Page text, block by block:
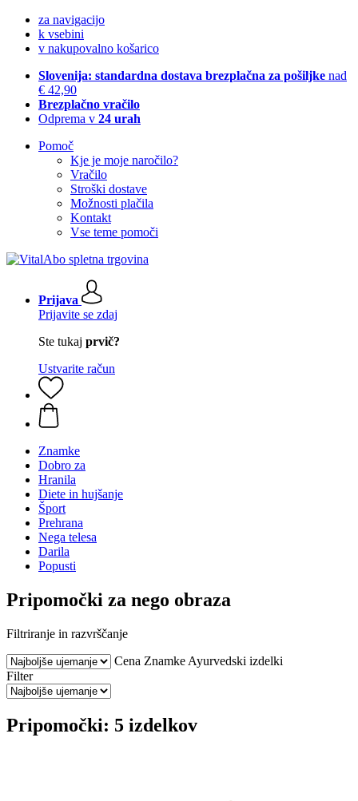
za navigacijo
k vsebini
v nakupovalno košarico
Slovenija: standardna dostava brezplačna za pošiljke nad
€ 42,90
Brezplačno vračilo
Odprema v 24 urah
Pomoč
Kje je moje naročilo?
Vračilo
Stroški dostave
Možnosti plačila
Kontakt
Vse teme pomoči
Prijava
Prijavite se zdaj
Ste tukaj prvič?
Ustvarite račun
Znamke
Dobro za
Hranila
Diete in hujšanje
Šport
Prehrana
Nega telesa
Darila
Popusti
Pripomočki za nego obraza
Filtriranje in razvrščanje
Cena Znamke Ayurvedski izdelki
Filter
Pripomočki: 5 izdelkov